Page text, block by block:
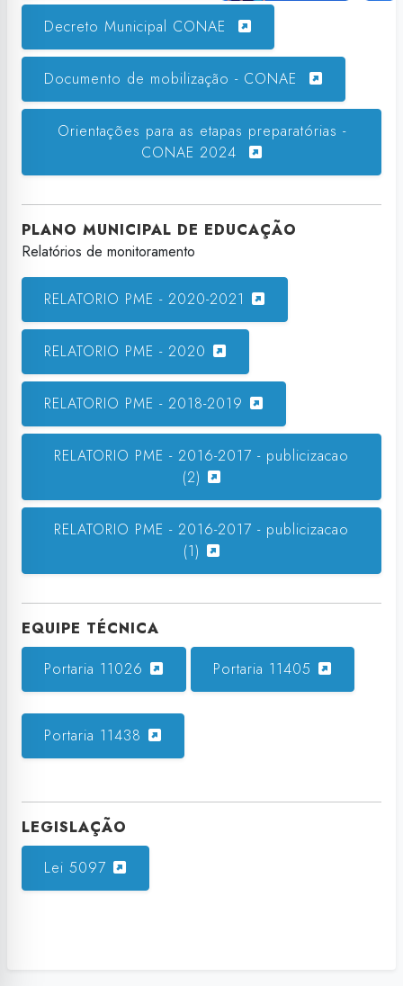
Decreto Municipal CONAE
Documento de mobilização - CONAE
Orientações para as etapas preparatórias -
CONAE 2024
PLANO MUNICIPAL DE EDUCAÇÃO
Relatórios de monitoramento
RELATORIO PME - 2020-2021
RELATORIO PME - 2020
RELATORIO PME - 2018-2019
RELATORIO PME - 2016-2017 - publicizacao
(2)
RELATORIO PME - 2016-2017 - publicizacao
(1)
EQUIPE TÉCNICA
Portaria 11026
Portaria 11405
Portaria 11438
LEGISLAÇÃO
Lei 5097